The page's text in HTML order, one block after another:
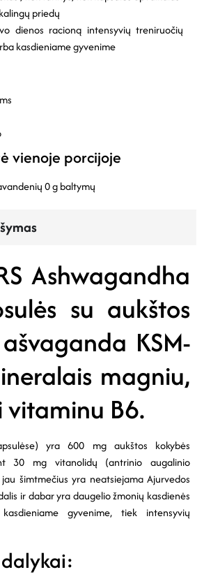
priedų
dienos racioną intensyvių treniruočių
kasdieniame gyvenime
vienoje porcijoje
0 g baltymų
Ashwagandha
su aukštos
KSM-
magniu,
vitaminu B6.
yra 600 mg aukštos kokybės
30 mg vitanolidų (antrinio augalinio
šimtmečius yra neatsiejama Ajurvedos
ir dabar yra daugelio žmonių kasdienės
gyvenime, tiek intensyvių